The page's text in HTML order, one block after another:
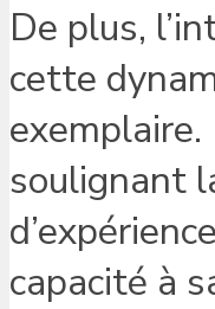
De plus,
cette
soulignant
capacité à